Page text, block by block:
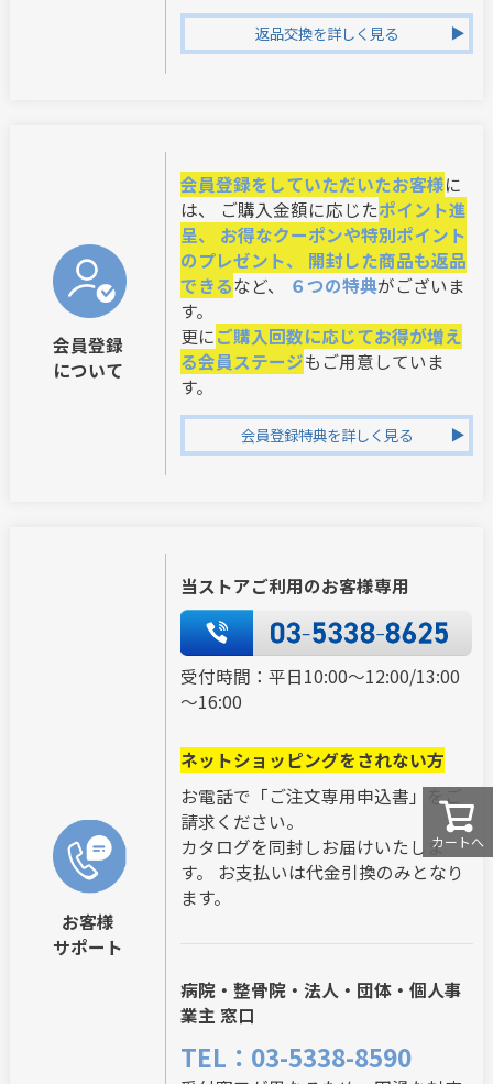
カートへ
返品交換を詳しく見る
会員登録
について
会員登録をしていただいたお客様に
は、 ご購入金額に応じたポイント進
呈、 お得なクーポンや特別ポイント
のプレゼント、 開封した商品も返品
できるなど、 ６つの特典がございま
す。
更にご購入回数に応じてお得が増え
る会員ステージもご用意していま
す。
会員登録特典を詳しく見る
お客様
サポート
当ストアご利用のお客様専用
受付時間：平日10:00～12:00/13:00
～16:00
ネットショッピングをされない方
お電話で「ご注文専用申込書」をご
請求ください。
カタログを同封しお届けいたしま
す。 お支払いは代金引換のみとなり
ます。
病院・整骨院・法人・団体・個人事
業主 窓口
TEL：03-5338-8590